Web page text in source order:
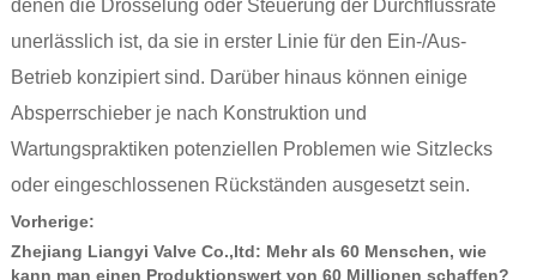
denen die Drosselung oder Steuerung der Durchflussrate
unerlässlich ist, da sie in erster Linie für den Ein-/Aus-
Betrieb konzipiert sind. Darüber hinaus können einige
Absperrschieber je nach Konstruktion und
Wartungspraktiken potenziellen Problemen wie Sitzlecks
oder eingeschlossenen Rückständen ausgesetzt sein.
Vorherige:
Zhejiang Liangyi Valve Co.,ltd: Mehr als 60 Menschen, wie
kann man einen Produktionswert von 60 Millionen schaffen?